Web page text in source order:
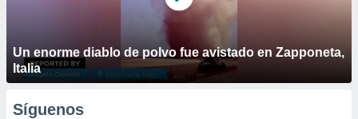
Un enorme diablo de polvo fue avistado en Zapponeta,
Italia
Síguenos